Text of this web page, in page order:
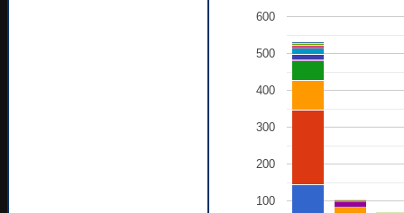
100
200
300
400
500
600